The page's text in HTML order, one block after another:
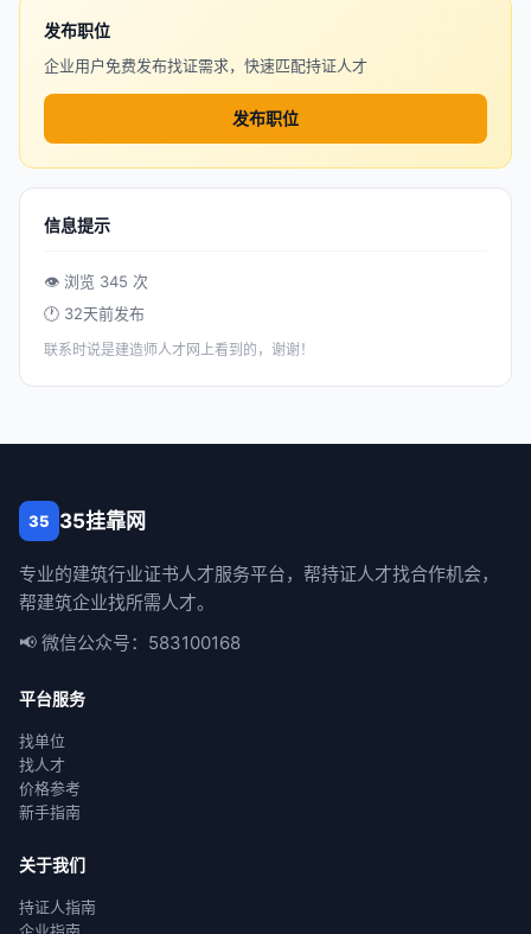
发布职位
企业用户免费发布找证需求，快速匹配持证人才
发布职位
信息提示
👁 浏览 345 次
🕐 32天前发布
联系时说是建造师人才网上看到的，谢谢！
35 35挂靠网
专业的建筑行业证书人才服务平台，帮持证人才找合作机会，
帮建筑企业找所需人才。
📢 微信公众号：583100168
平台服务
找单位
找人才
价格参考
新手指南
关于我们
持证人指南